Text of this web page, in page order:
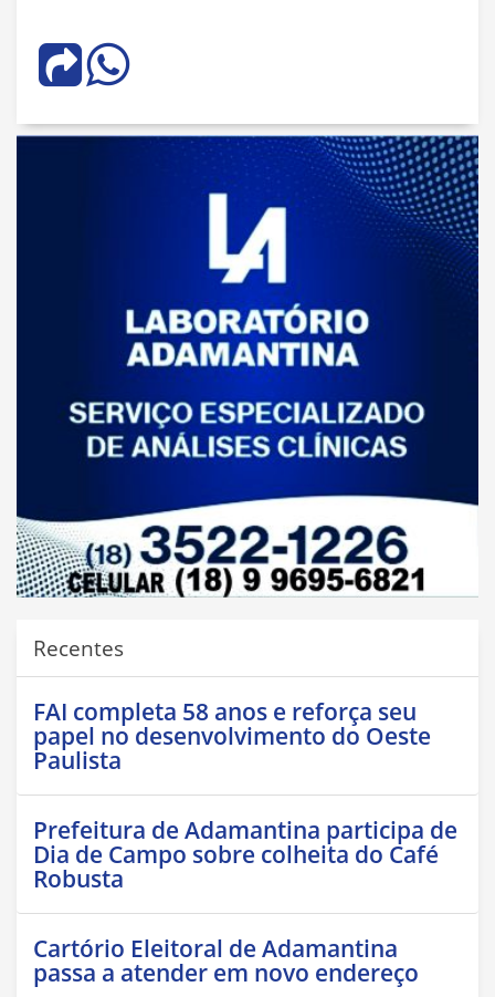
Recentes
FAI completa 58 anos e reforça seu
papel no desenvolvimento do Oeste
Paulista
Prefeitura de Adamantina participa de
Dia de Campo sobre colheita do Café
Robusta
Cartório Eleitoral de Adamantina
passa a atender em novo endereço